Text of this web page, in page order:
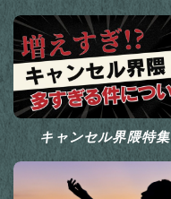
キャンセル界隈特集